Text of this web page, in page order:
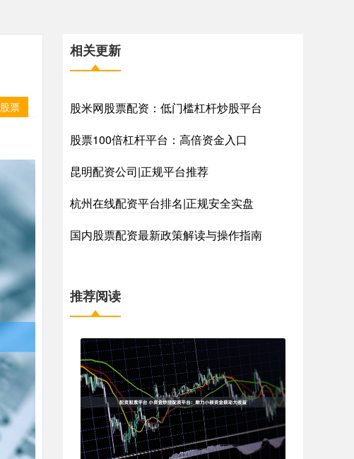
股票
相关更新
股米网股票配资：低门槛杠杆炒股平台
股票100倍杠杆平台：高倍资金入口
昆明配资公司|正规平台推荐
杭州在线配资平台排名|正规安全实盘
国内股票配资最新政策解读与操作指南
推荐阅读